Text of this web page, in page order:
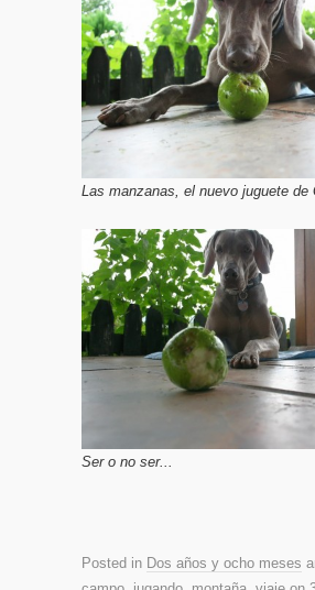
Las manzanas, el nuevo juguete de
Ser o no ser...
Posted in Dos años y ocho meses